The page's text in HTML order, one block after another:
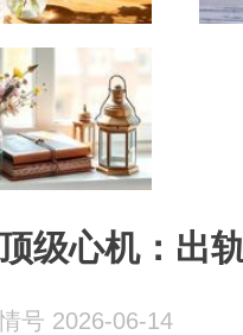
级心机：出
号 2026-06-14